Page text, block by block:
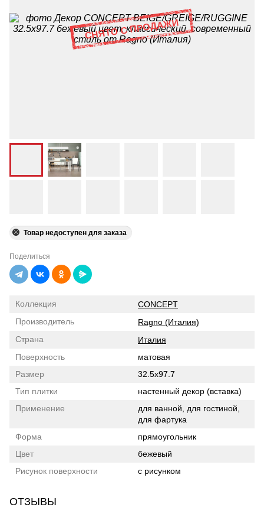
Товар недоступен для заказа
Поделиться
Коллекция
CONCEPT
Производитель
Ragno (Италия)
Страна
Италия
Поверхность
матовая
Размер
32.5x97.7
Тип плитки
настенный декор (вставка)
Применение
для ванной, для гостиной,
для фартука
Форма
прямоугольник
Цвет
бежевый
Рисунок поверхности
с рисунком
ОТЗЫВЫ